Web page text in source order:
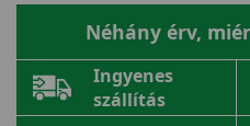
Néhány érv,
Ingyenes
szállítás